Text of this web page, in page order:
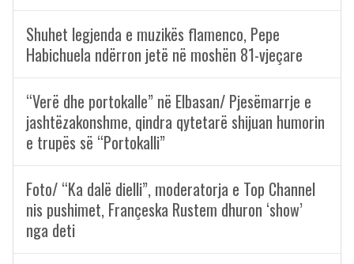
Shuhet legjenda e muzikës flamenco, Pepe
Habichuela ndërron jetë në moshën 81-vjeçare
“Verë dhe portokalle” në Elbasan/ Pjesëmarrje e
jashtëzakonshme, qindra qytetarë shijuan humorin
e trupës së “Portokalli”
Foto/ “Ka dalë dielli”, moderatorja e Top Channel
nis pushimet, Françeska Rustem dhuron ‘show’
nga deti